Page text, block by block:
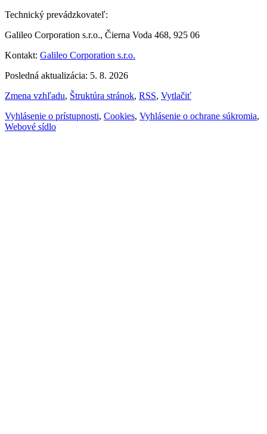
Technický prevádzkovateľ:
Galileo Corporation s.r.o., Čierna Voda 468, 925 06
Kontakt: Galileo Corporation s.r.o.
Posledná aktualizácia: 5. 8. 2026
Zmena vzhľadu, Štruktúra stránok, RSS, Vytlačiť
Vyhlásenie o prístupnosti, Cookies, Vyhlásenie o ochrane súkromia,
Webové sídlo